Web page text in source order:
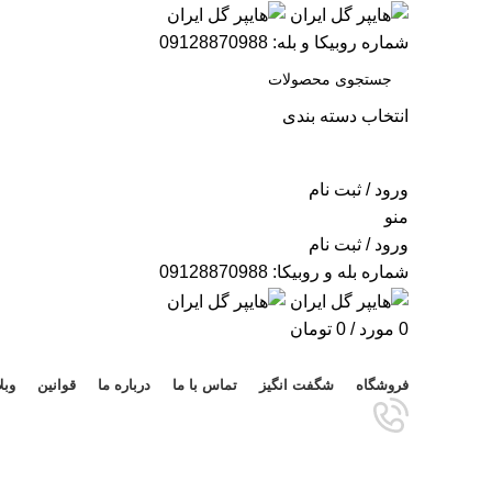
شماره روبیکا و بله: 09128870988
انتخاب دسته بندی
ورود / ثبت نام
منو
ورود / ثبت نام
شماره بله و روبیکا: 09128870988
0 مورد /
0 تومان
فروشگاه شگفت انگیز تماس با ما درباره ما قوانین